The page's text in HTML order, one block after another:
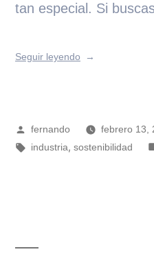
tan especial. Si
Seguir leyendo
fernando febrero 13,
industria,sostenibilidad